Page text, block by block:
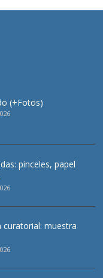
(+Fotos)
pinceles, papel
curatorial: muestra